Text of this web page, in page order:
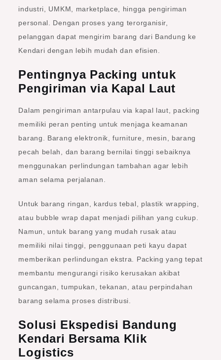
industri, UMKM, marketplace, hingga pengiriman
personal. Dengan proses yang terorganisir,
pelanggan dapat mengirim barang dari Bandung ke
Kendari dengan lebih mudah dan efisien.
Pentingnya Packing untuk
Pengiriman via Kapal Laut
Dalam pengiriman antarpulau via kapal laut, packing
memiliki peran penting untuk menjaga keamanan
barang. Barang elektronik, furniture, mesin, barang
pecah belah, dan barang bernilai tinggi sebaiknya
menggunakan perlindungan tambahan agar lebih
aman selama perjalanan.
Untuk barang ringan, kardus tebal, plastik wrapping,
atau bubble wrap dapat menjadi pilihan yang cukup.
Namun, untuk barang yang mudah rusak atau
memiliki nilai tinggi, penggunaan peti kayu dapat
memberikan perlindungan ekstra. Packing yang tepat
membantu mengurangi risiko kerusakan akibat
guncangan, tumpukan, tekanan, atau perpindahan
barang selama proses distribusi.
Solusi Ekspedisi Bandung
Kendari Bersama Klik
Logistics